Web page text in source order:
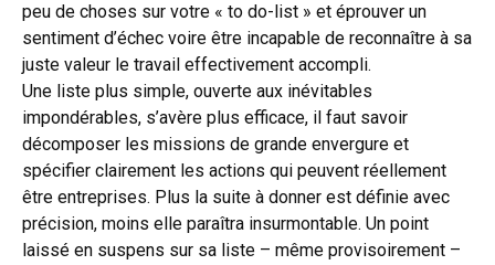
peu de choses sur votre « to do-list » et éprouver un
sentiment d’échec voire être incapable de reconnaître à sa
juste valeur le travail effectivement accompli.
Une liste plus simple, ouverte aux inévitables
impondérables, s’avère plus efficace, il faut savoir
décomposer les missions de grande envergure et
spécifier clairement les actions qui peuvent réellement
être entreprises. Plus la suite à donner est définie avec
précision, moins elle paraîtra insurmontable. Un point
laissé en suspens sur sa liste – même provisoirement –